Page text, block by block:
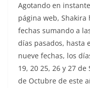
Agotando en
página web,
fechas sumando a
días pasados, hasta
nueve fechas, los
19, 20 25, 26 y 27
de Octubre de este